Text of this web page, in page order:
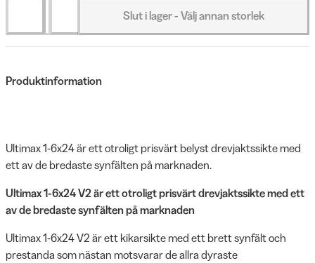
Slut i lager - Välj annan storlek
Produktinformation
Ultimax 1-6x24 är ett otroligt prisvärt belyst drevjaktssikte med
ett av de bredaste synfälten på marknaden.
Ultimax 1-6x24 V2 är ett otroligt prisvärt drevjaktssikte med ett
av de bredaste synfälten på marknaden
Ultimax 1-6x24 V2 är ett kikarsikte med ett brett synfält och
prestanda som nästan motsvarar de allra dyraste